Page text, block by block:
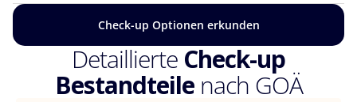
Check-up Optionen erkunden
Detaillierte Check-up
Bestandteilenach GOÄ